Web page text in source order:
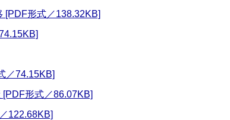
[PDF形式／138.32KB]
／74.15KB]
[PDF形式／86.07KB]
122.68KB]